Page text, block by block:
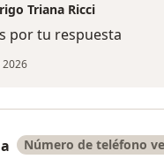
Triana Ricci
por tu respuesta
2026
Número de teléfono